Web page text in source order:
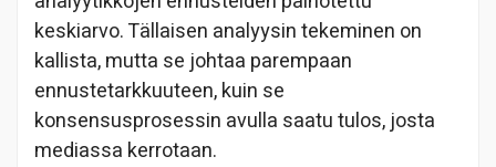
keskiarvo. Tällaisen analyysin tekeminen on
kallista, mutta se johtaa parempaan
ennustetarkkuuteen, kuin se
konsensusprosessin avulla saatu tulos, josta
mediassa kerrotaan.